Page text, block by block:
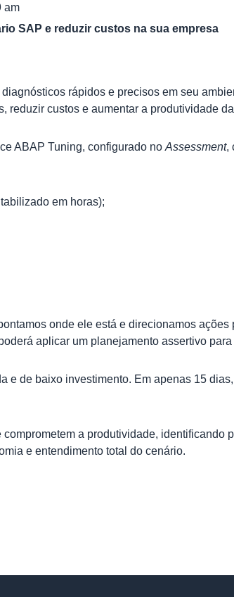
am
SAP e reduzir custos na sua empresa
rápidos e precisos em seu
reduzir custos e aumentar a produtividade
ABAP Tuning, configurado no Assessment,
em horas);
onde ele está e direcionamos
aplicar um planejamento assertivo
e de baixo investimento. Em apenas 15
a produtividade,
e entendimento total do cenário.